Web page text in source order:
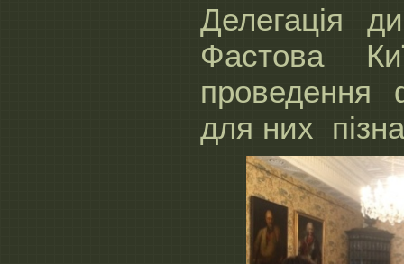
Делегація
Фастова
проведення
для них